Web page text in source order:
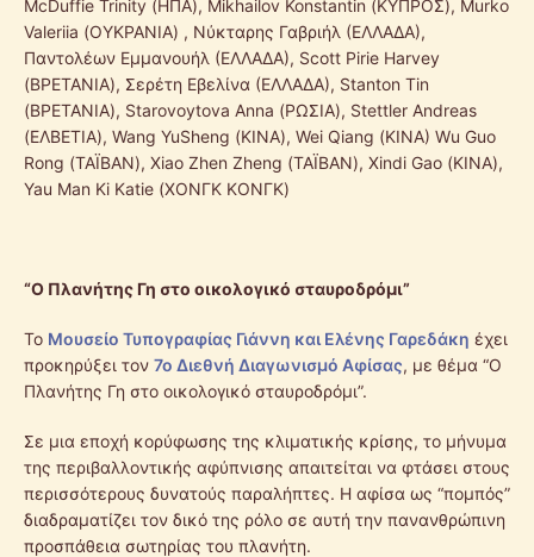
McDuffie Trinity (ΗΠΑ), Mikhailov Konstantin (ΚΥΠΡΟΣ), Murko
Valeriia (ΟΥΚΡΑΝΙΑ) , Νύκταρης Γαβριήλ (ΕΛΛΑΔΑ),
Παντολέων Εμμανουήλ (ΕΛΛΑΔΑ), Scott Pirie Harvey
(ΒΡΕΤΑΝΙΑ), Σερέτη Εβελίνα (ΕΛΛΑΔΑ), Stanton Tin
(ΒΡΕΤΑΝΙΑ), Starovoytova Anna (ΡΩΣΙΑ), Stettler Andreas
(ΕΛΒΕΤΙΑ), Wang YuSheng (ΚΙΝΑ), Wei Qiang (ΚΙΝΑ) Wu Guo
Rong (ΤΑΪΒΑΝ), Xiao Zhen Zheng (ΤΑΪΒΑΝ), Xindi Gao (ΚΙΝΑ),
Yau Man Ki Katie (ΧΟΝΓΚ ΚΟΝΓΚ)
“Ο Πλανήτης Γη στο οικολογικό σταυροδρόμι”
Το Μουσείο Τυπογραφίας Γιάννη και Ελένης Γαρεδάκη έχει
προκηρύξει τον 7ο Διεθνή Διαγωνισμό Αφίσας, με θέμα “Ο
Πλανήτης Γη στο οικολογικό σταυροδρόμι”.
Σε μια εποχή κορύφωσης της κλιματικής κρίσης, το μήνυμα
της περιβαλλοντικής αφύπνισης απαιτείται να φτάσει στους
περισσότερους δυνατούς παραλήπτες. Η αφίσα ως “πομπός”
διαδραματίζει τον δικό της ρόλο σε αυτή την πανανθρώπινη
προσπάθεια σωτηρίας του πλανήτη.